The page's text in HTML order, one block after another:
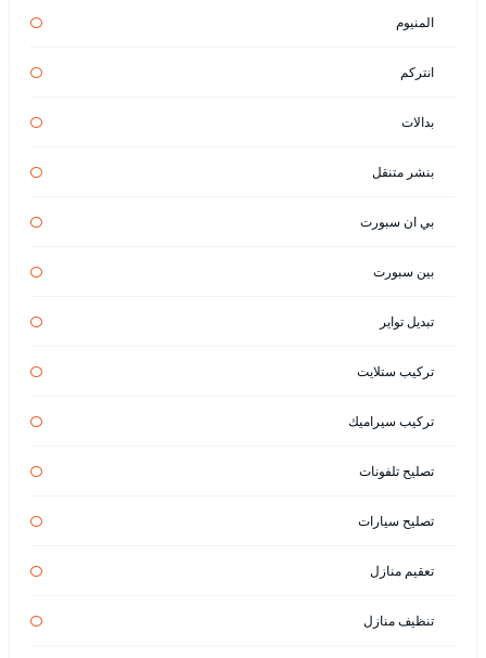
المنيوم
انتركم
بدالات
بنشر متنقل
بي ان سبورت
بين سبورت
تبديل تواير
تركيب ستلايت
تركيب سيراميك
تصليح تلفونات
تصليح سيارات
تعقيم منازل
تنظيف منازل